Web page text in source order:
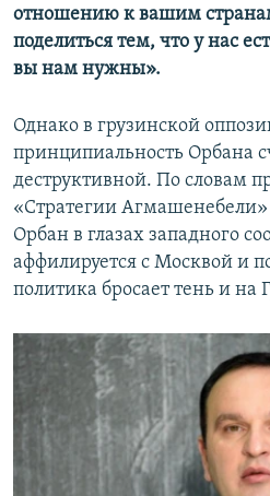
отношению к вашим
поделиться тем, что у нас
вы нам нужны».
Однако в грузинской
принципиальность Орбана
деструктивной. По словам
«Стратегии Агмашенебели»
Орбан в глазах западного
аффилируется с Москвой и
политика бросает тень и на